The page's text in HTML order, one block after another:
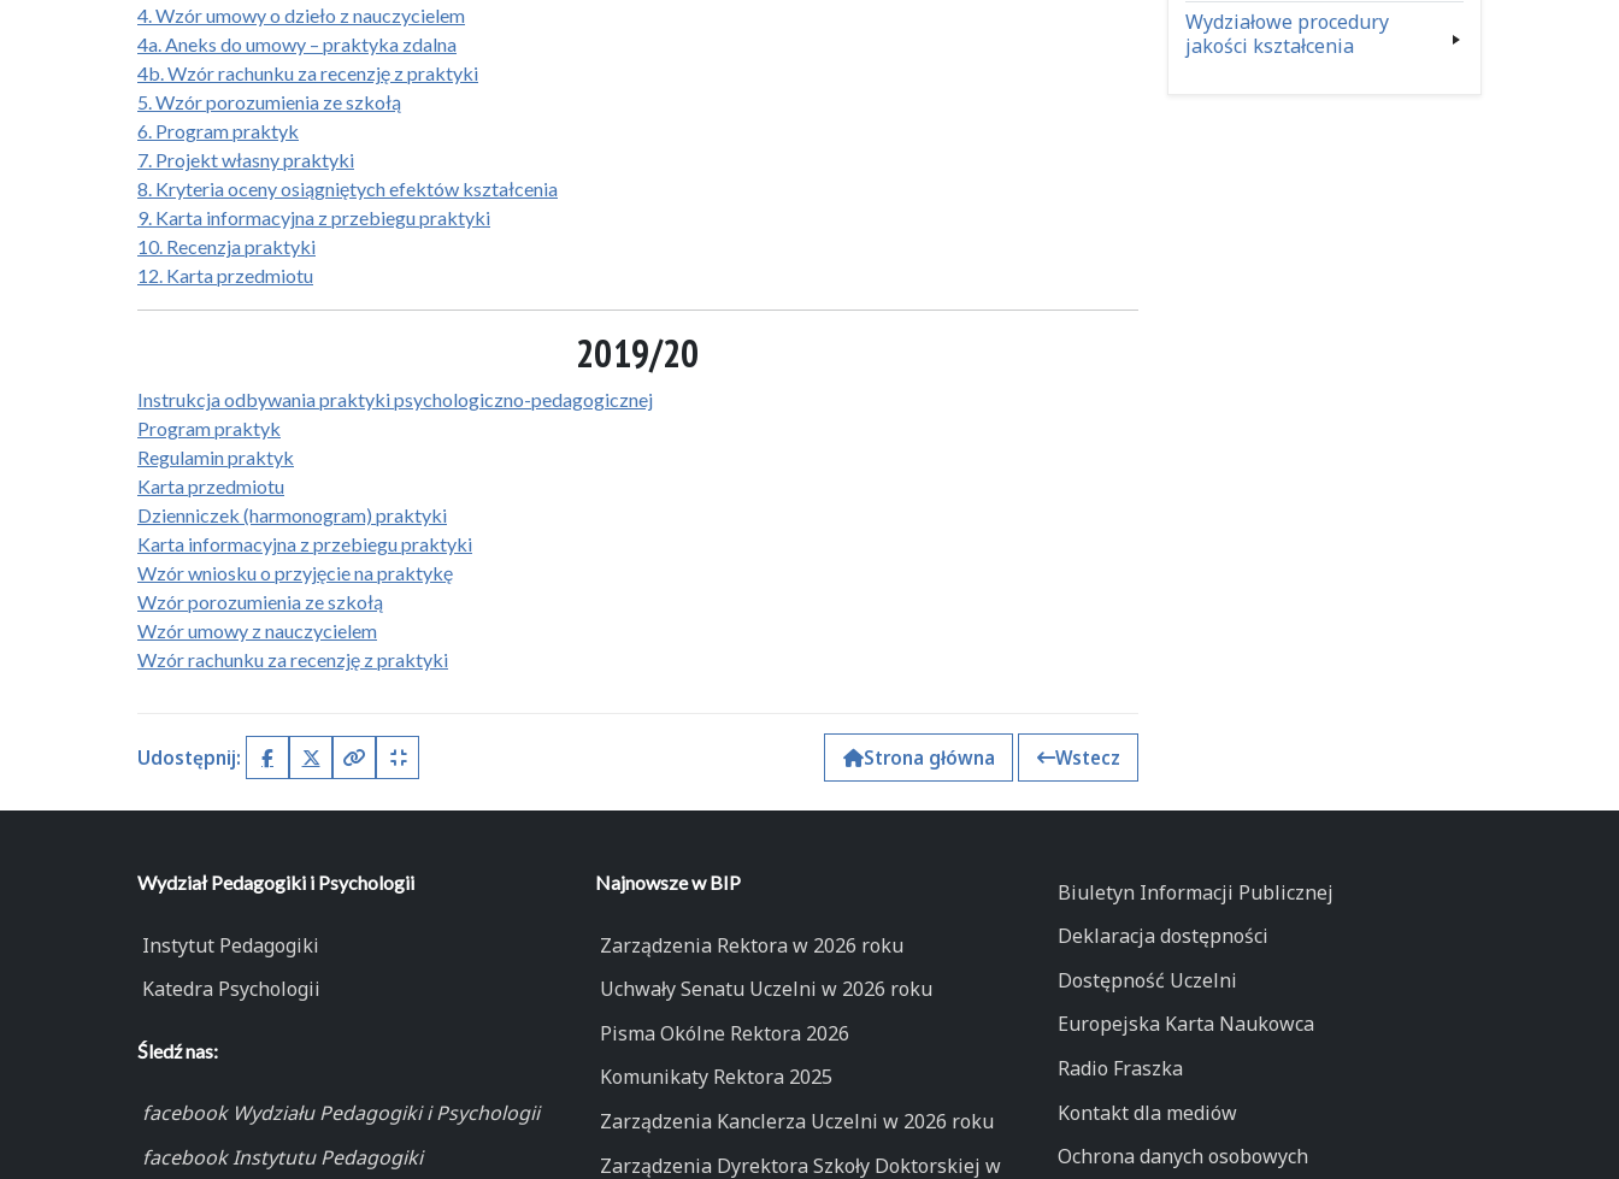
4. Wzór umowy o dzieło z nauczycielem
4a. Aneks do umowy – praktyka zdalna
4b. Wzór rachunku za recenzję z praktyki
5. Wzór porozumienia ze szkołą
6. Program praktyk
7. Projekt własny praktyki
8. Kryteria oceny osiągniętych efektów kształcenia
9. Karta informacyjna z przebiegu praktyki
10. Recenzja praktyki
12. Karta przedmiotu
2019/20
Instrukcja odbywania praktyki psychologiczno-pedagogicznej
Program praktyk
Regulamin praktyk
Karta przedmiotu
Dzienniczek (harmonogram) praktyki
Karta informacyjna z przebiegu praktyki
Wzór wniosku o przyjęcie na praktykę
Wzór porozumienia ze szkołą
Wzór umowy z nauczycielem
Wzór rachunku za recenzję z praktyki
Udostępnij: FacebookX (Twitter)
Kopiuj pełny link
Kopiuj krótki link Strona główna Wstecz
Wydziałowe procedury
jakości kształcenia
Wydział Pedagogiki i Psychologii
Instytut Pedagogiki
Katedra Psychologii
Śledź nas:
facebook Wydziału Pedagogiki i Psychologii
facebook Instytutu Pedagogiki
Najnowsze w BIP
Zarządzenia Rektora w 2026 roku
Uchwały Senatu Uczelni w 2026 roku
Pisma Okólne Rektora 2026
Komunikaty Rektora 2025
Zarządzenia Kanclerza Uczelni w 2026 roku
Zarządzenia Dyrektora Szkoły Doktorskiej w
Biuletyn Informacji Publicznej
Deklaracja dostępności
Dostępność Uczelni
Europejska Karta Naukowca
Radio Fraszka
Kontakt dla mediów
Ochrona danych osobowych